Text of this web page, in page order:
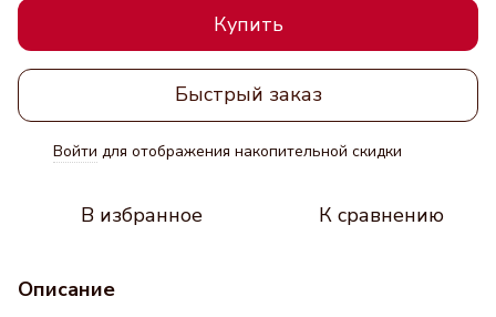
Купить
Быстрый заказ
Войти для отображения накопительной скидки
В избранное К сравнению
Описание